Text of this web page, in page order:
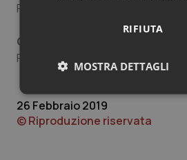
Past President SIR
Giovanni Lapadula
Presidente GISEA
26 Febbraio 2019
© Riproduzione riservata
RIFIUTA
MOSTRA DETTAGLI
Necessari